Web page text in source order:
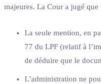
majeures. La Cour a jugé que
La seule mention, en
77 du LPF (relatif à
de déduire que le
L’administration ne